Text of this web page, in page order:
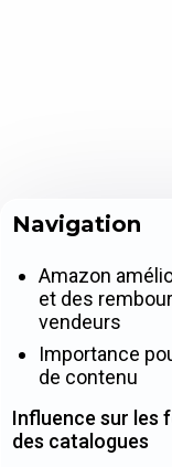
Navigation
Amazon
et des
vendeurs
Importance
de contenu
Influence sur les
des catalogues